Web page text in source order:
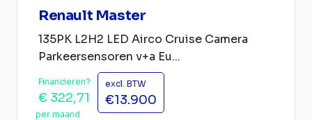
Renault Master
135PK L2H2 LED Airco Cruise Camera
Parkeersensoren v+a Eu...
Financieren?
€ 322,71
per maand
excl. BTW
€13.900